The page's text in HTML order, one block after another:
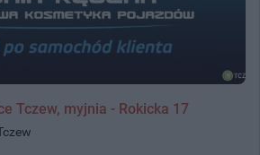
Tczew, myjnia - Rokicka 17